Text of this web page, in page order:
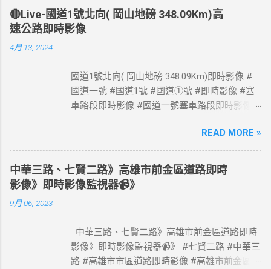
🔴Live-國道1號北向( 岡山地磅 348.09Km)高
速公路即時影像
4月 13, 2024
國道1號北向( 岡山地磅 348.09Km)即時影像 #
國道一號 #國道1號 #國道①號 #即時影像 #塞
車路段即時影像 #國道一號塞車路段即時影像 #
#國道1號塞車路段 #Taiwan #Live #freeway #
高速公路即時影像 #高速公路 即時了解路況，
以免塞車。 影像資料來源：交通部高速公路局
政府網站資料開放宣告
https://www.freeway.gov.tw/Publish.aspx?
READ MORE »
中華三路、七賢二路》高雄市前金區道路即時
影像》即時影像監視器📹》
9月 06, 2023
中華三路、七賢二路》高雄市前金區道路即時
影像》即時影像監視器📹》 #七賢二路 #中華三
路 #高雄市市區道路即時影像 #高雄市前金區道